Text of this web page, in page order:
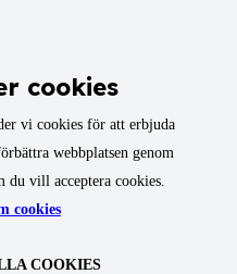
cookies
vi cookies för att erbjuda
webbplatsen genom
vill acceptera cookies.
cookies
COOKIES